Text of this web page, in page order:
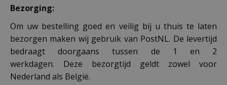
Bezorging:
Om uw bestelling goed en veilig bij u thuis te laten
bezorgen maken wij gebruik van PostNL. De levertijd
bedraagt doorgaans tussen de 1 en 2
werkdagen. Deze bezorgtijd geldt zowel voor
Nederland als België.